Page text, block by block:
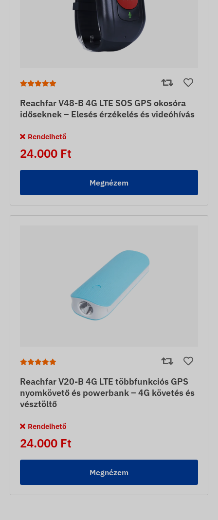
Reachfar V48-B 4G LTE SOS GPS okosóra
időseknek – Elesés érzékelés és videóhívás
Rendelhető
24.000 Ft
Megnézem
Reachfar V20-B 4G LTE többfunkciós GPS
nyomkövető és powerbank – 4G követés és
vésztöltő
Rendelhető
24.000 Ft
Megnézem